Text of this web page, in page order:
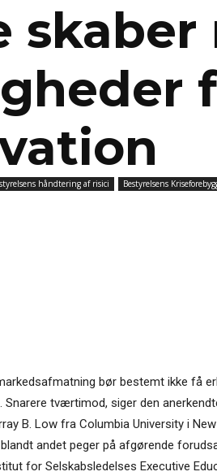
skaber
håndtering af risici Bestyrelsens
bør bestemt ikke få
Snarere tværtimod, siger den
B. Low fra Columbia University i
blandt andet peger på afgørende
for Selskabsledelses Executive